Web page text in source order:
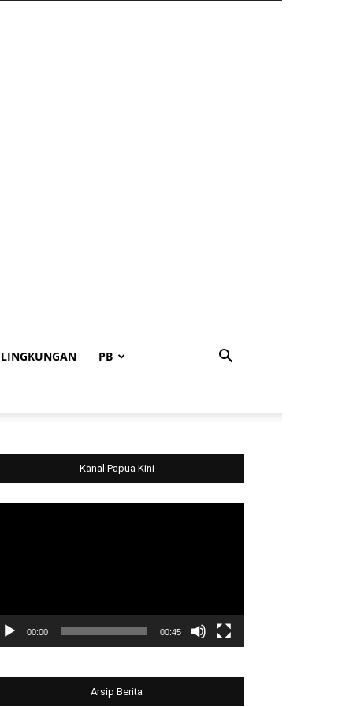
LINGKUNGAN PB
Kanal Papua Kini
00:00 00:45
Arsip Berita